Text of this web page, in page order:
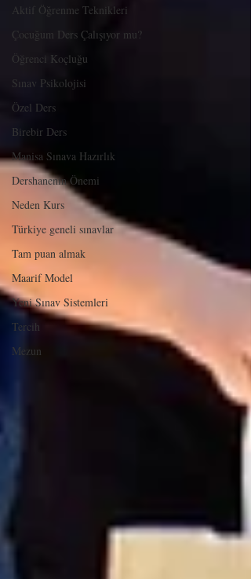
Aktif Öğrenme Teknikleri
Çocuğum Ders Çalışıyor mu?
Öğrenci Koçluğu
Sınav Psikolojisi
Özel Ders
Birebir Ders
Manisa Sınava Hazırlık
Dershanenin Önemi
Neden Kurs
Türkiye geneli sınavlar
Tam puan almak
Maarif Model
Yeni Sınav Sistemleri
Tercih
Mezun